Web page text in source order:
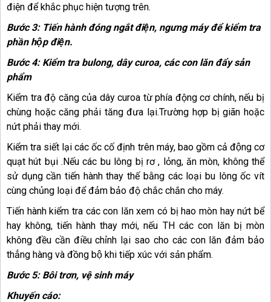
điện để khắc phục hiện tượng trên.
Bước 3: Tiến hành đóng ngắt điện, ngưng máy để kiểm tra
phần hộp điện.
Bước 4: Kiểm tra bulong, dây curoa, các con lăn đẩy sản
phẩm
Kiểm tra độ căng của dây curoa từ phía động cơ chính, nếu bị
chùng hoặc căng phải tăng đưa lại.Trường hợp bị giãn hoặc
nứt phải thay mới.
Kiểm tra siết lại các ốc cố định trên máy, bao gồm cả động cơ
quạt hút bụi .Nếu các bu lông bị rơ , lỏng, ăn mòn, không thể
sử dụng cần tiến hành thay thế bằng các loại bu lông ốc vít
cùng chủng loại để đảm bảo độ chắc chắn cho máy.
Tiến hành kiểm tra các con lăn xem có bị hao mòn hay nứt bể
hay không, tiến hành thay mới, nếu TH các con lăn bị mòn
không đều cần điều chỉnh lại sao cho các con lăn đảm bảo
thẳng hàng và đồng bộ khi tiếp xúc với sản phẩm.
Bước 5: Bôi trơn, vệ sinh máy
Khuyến cáo: